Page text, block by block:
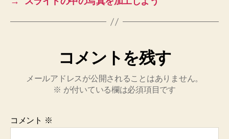
コメントを残す
メールアドレスが公開されることはありません。
※ が付いている欄は必須項目です
コメント ※